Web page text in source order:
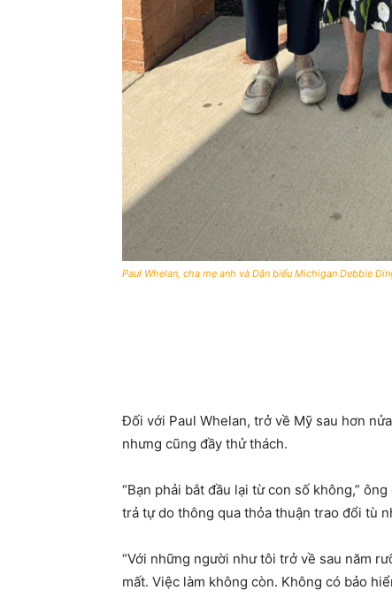
Paul Whelan, cha mẹ anh và Dân biểu Michigan Debbie
Đối với Paul Whelan, trở về Mỹ sau hơn
nhưng cũng đầy thử thách.
“Bạn phải bắt đầu lại từ con số không,”
trả tự do thông qua thỏa thuận trao đổi tù
“Với những người như tôi trở về sau năm
mất. Việc làm không còn. Không có bảo